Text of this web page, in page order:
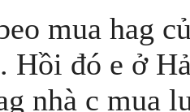
mua hag
Hồi đó e ở
nhà c mua